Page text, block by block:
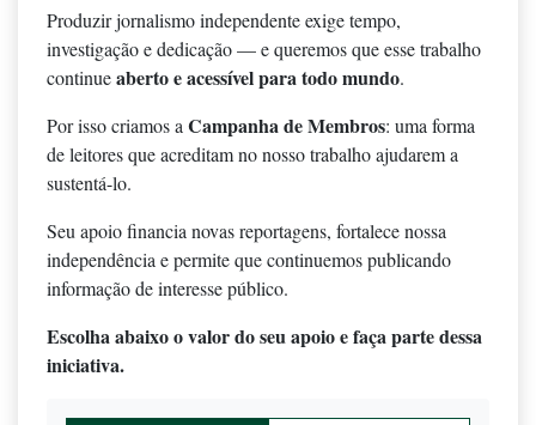
Produzir jornalismo independente exige tempo,
investigação e dedicação — e queremos que esse trabalho
continueaberto e acessível para todo mundo.
Por isso criamos a Campanha de Membros: uma forma
de leitores que acreditam no nosso trabalho ajudarem a
sustentá-lo.
Seu apoio financia novas reportagens, fortalece nossa
independência e permite que continuemos publicando
informação de interesse público.
Escolha abaixo o valor do seu apoio e faça parte dessa
iniciativa.